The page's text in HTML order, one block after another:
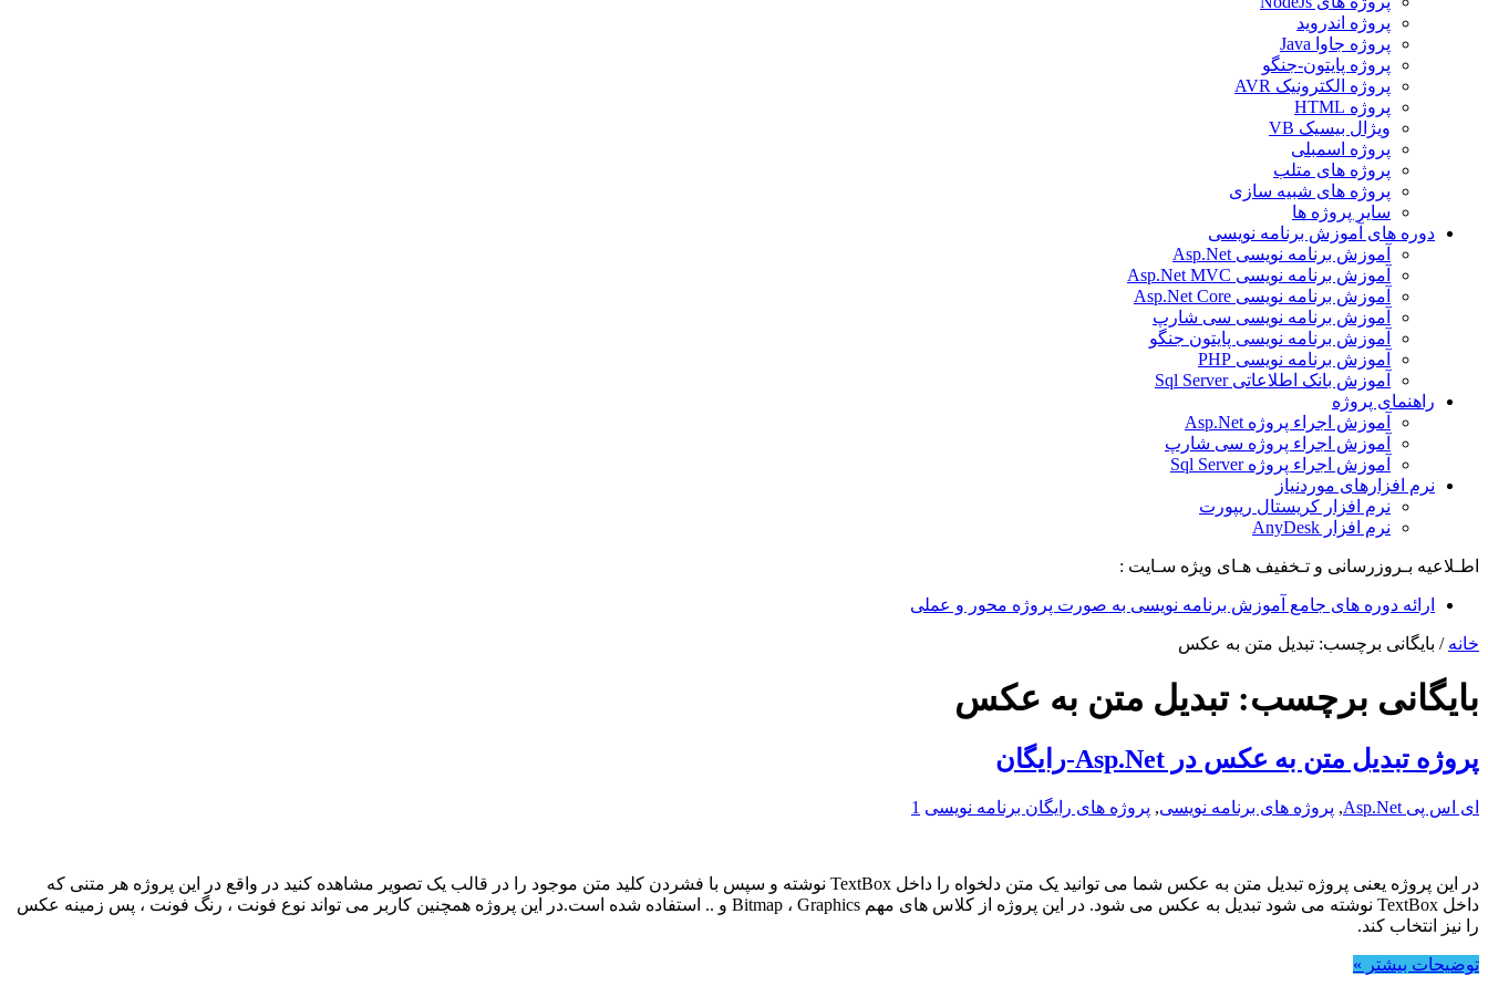
پروژه اندروید
پروژه جاوا Java
پروژه پایتون-جنگو
پروژه الکترونیک AVR
پروژه HTML
ویژال بیسیک VB
پروژه اسمبلی
پروژه های متلب
پروژه های شبیه سازی
سایر پروژه ها
دوره های آموزش برنامه نویسی
آموزش برنامه نویسی Asp.Net
آموزش برنامه نویسی Asp.Net MVC
آموزش برنامه نویسی Asp.Net Core
آموزش برنامه نویسی سی شارپ
آموزش برنامه نویسی پایتون جنگو
آموزش برنامه نویسی PHP
آموزش بانک اطلاعاتی Sql Server
راهنمای پروژه
آموزش اجراء پروژه Asp.Net
آموزش اجراء پروژه سی شارپ
آموزش اجراء پروژه Sql Server
نرم افزارهای موردنیاز
نرم افزار کریستال ریپورت
نرم افزار AnyDesk
اطـلاعیه بـروزرسانی و تـخفیف هـای ویژه سـایت :
ارائه دوره های جامع آموزش برنامه نویسی به صورت پروژه محور و عملی
خانه / بایگانی برچسب: تبدیل متن به عکس
بایگانی برچسب:تبدیل متن به عکس
پروژه تبدیل متن به عکس در Asp.Net-رایگان
ای اس پی Asp.Net , پروژه های برنامه نویسی, پروژه های رایگان برنامه نویسی 1
در این پروژه یعنی پروژه تبدیل متن به عکس شما می توانید یک متن دلخواه را داخل TextBox نوشته و سپس با فشردن کلید متن موجود را در قالب یک تصویر مشاهده کنید در واقع در این پروژه هر متنی که
داخل TextBox نوشته می شود تبدیل به عکس می شود. در این پروژه از کلاس های مهم Bitmap ، Graphics و .. استفاده شده است.در این پروژه همچنین کاربر می تواند نوع فونت ، رنگ فونت ، پس زمینه عکس
را نیز انتخاب کند.
توضیحات بیشتر »